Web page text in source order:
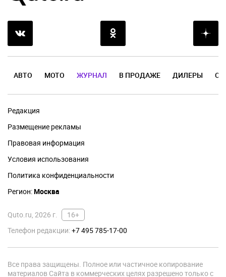
АВТО МОТО ЖУРНАЛ В ПРОДАЖЕ ДИЛЕРЫ
Редакция
Размещение рекламы
Правовая информация
Условия использования
Политика конфиденциальности
Регион:Москва
Quto.ru, 2026 г.
16+
Телефон редакции:+7 495 785-17-00
Все права защищены. Полное или частичное копирование
материалов Сайта в коммерческих целях разрешено только с